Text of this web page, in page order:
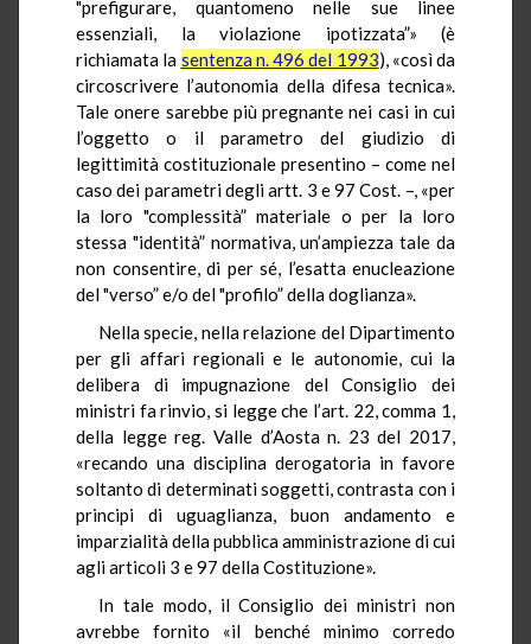
"prefigurare, quantomeno nelle sue linee
essenziali, la violazione ipotizzata”» (è
richiamata la sentenza n. 496 del 1993), «così da
circoscrivere l’autonomia della difesa tecnica».
Tale onere sarebbe più pregnante nei casi in cui
l’oggetto o il parametro del giudizio di
legittimità costituzionale presentino – come nel
caso dei parametri degli artt. 3 e 97 Cost. –, «per
la loro "complessità” materiale o per la loro
stessa "identità” normativa, un’ampiezza tale da
non consentire, di per sé, l’esatta enucleazione
del "verso” e/o del "profilo” della doglianza».
Nella specie, nella relazione del Dipartimento
per gli affari regionali e le autonomie, cui la
delibera di impugnazione del Consiglio dei
ministri fa rinvio, si legge che l’art. 22, comma 1,
della legge reg. Valle d’Aosta n. 23 del 2017,
«recando una disciplina derogatoria in favore
soltanto di determinati soggetti, contrasta con i
principi di uguaglianza, buon andamento e
imparzialità della pubblica amministrazione di cui
agli articoli 3 e 97 della Costituzione».
In tale modo, il Consiglio dei ministri non
avrebbe fornito «il benché minimo corredo